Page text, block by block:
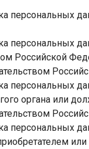
персональных
персональных
Российской
персональных
органа или
персональных